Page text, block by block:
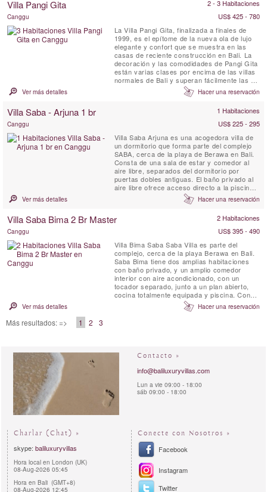
de arroz de 180 grados. . Villa Mana, con
Villa Pangi Gita 2 - 3 Habitaciones
Canggu
US$ 425 - 780
La Villa Pangi Gita, finalizada a finales de
1999, es el epítome de la nueva ola de lujo
elegante y confort que se muestra en las
casas de reciente construcción en Bali. La
decoración y las comodidades de Pangi Gita
están varias clases por encima de las villas
normales de Bali y superan fácilmente las de
un hotel de cinco estrellas. Cada una de las
tres lujosas habitaciones se encuentra en
Diseñadas por los arquitectos del famoso ...
Ver más detalles Hacer una reservación
Villa Saba - Arjuna 1 br 1 Habitaciones
Canggu
US$ 225 - 295
Villa Saba Arjuna es una acogedora villa de
un dormitorio que forma parte del complejo
SABA, cerca de la playa de Berawa en Bali.
Consta de una sala de estar y comedor al
aire libre, separados del dormitorio por
puertas dobles antiguas. El baño privado al
aire libre ofrece acceso directo a la piscina
de 8 metros ubicada dentro del jardín
privado. La villa se complementa con una
villa es ideal para una pareja en luna de miel.
Ver más detalles Hacer una reservación
Villa Saba Bima 2 Br Master 2 Habitaciones
Canggu
US$ 395 - 490
Villa Bima Saba Saba Villa es parte del
complejo, cerca de la playa Berawa en Bali.
Saba Bima tiene dos amplias habitaciones
con baño privado, y un amplio comedor
interior con aire acondicionado, con un
tocador separado, junto a un plan abierto,
cocina totalmente equipada y piscina. Con
fácil acceso al comedor por un pasillo
cubierto. SABA es menos de 10 minutos de
Ver más detalles Hacer una reservación
Más resultados: => 1 2 3
Contacto »
info@baliluxuryvillas.com
Lun a vie 09:00 - 18:00
sáb 09:00 - 18:00
Charlar (Chat) »
skype: baliluxuryvillas
Hora local en London (UK)
08-Aug-2026 05:45
Hora en Bali (GMT+8)
08-Aug-2026 12:45
Conecte con Nosotros »
Facebook
Instagram
Twitter